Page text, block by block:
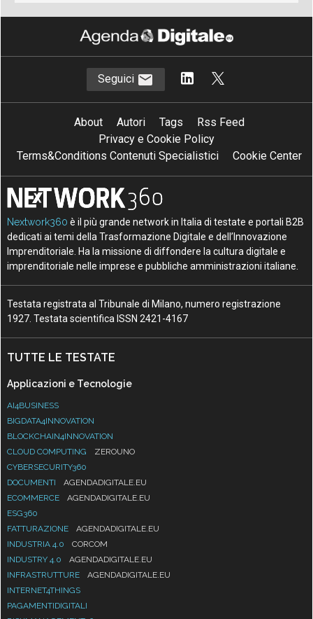
Seguici
About Autori Tags
Rss Feed
Privacy e Cookie Policy
Terms&Conditions Contenuti Specialistici
Cookie Center
Nextwork360 è il più grande network in Italia di testate e portali B2B
dedicati ai temi della Trasformazione Digitale e dell’Innovazione
Imprenditoriale. Ha la missione di diffondere la cultura digitale e
imprenditoriale nelle imprese e pubbliche amministrazioni italiane.
Testata registrata al Tribunale di Milano, numero registrazione
1927. Testata scientifica ISSN 2421-4167
TUTTE LE TESTATE
Applicazioni e Tecnologie
AI4BUSINESS
BIGDATA4INNOVATION
BLOCKCHAIN4INNOVATION
CLOUD COMPUTING
ZEROUNO
CYBERSECURITY360
DOCUMENTI
AGENDADIGITALE.EU
ECOMMERCE
AGENDADIGITALE.EU
ESG360
FATTURAZIONE
AGENDADIGITALE.EU
INDUSTRIA 4.0
CORCOM
INDUSTRY 4.0
AGENDADIGITALE.EU
INFRASTRUTTURE
AGENDADIGITALE.EU
INTERNET4THINGS
PAGAMENTIDIGITALI